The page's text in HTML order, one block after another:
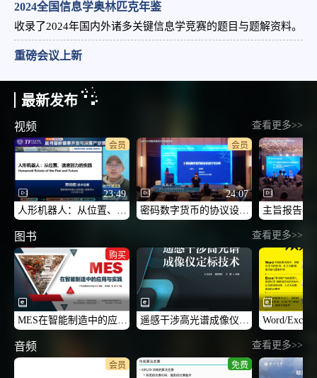
2024全国信息学奥林匹克年鉴
收录了2024年国内外诸多关键信息学竞赛的题目与题解资料。
重磅会议上新
最新发布
视频 查看更多>>
23:49
会员
人形机器人：从位置、速度到力的实践
24:07
会员
密码数字货币的协议设计与分析-2026CCF中国区块链技术与应用高峰论坛
图书 查看更多>>
购买
MES在智能制造中的应用与实践 遥感干涉高光谱成像仪定标技术
音频 查看更多>>
会员 免费